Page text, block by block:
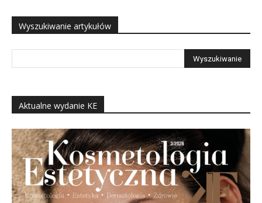
Wyszukiwanie artykułów
Aktualne wydanie KE